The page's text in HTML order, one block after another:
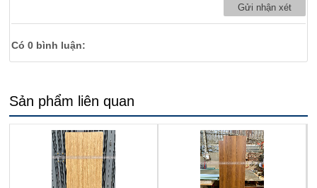
Có0 bình luận:
Sản phẩm liên quan